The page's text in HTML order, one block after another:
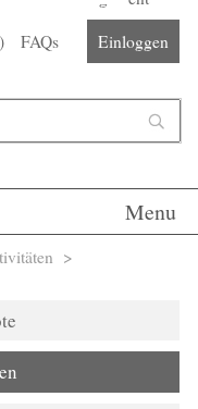
) FAQs Einloggen
Menu
>